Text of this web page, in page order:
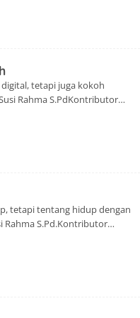
tetapi juga kokoh
Rahma S.PdKontributor
digelar pada 2
tetapi tentang hidup dengan
Rahma S.Pd.Kontributor
digelar pada tanggal 5